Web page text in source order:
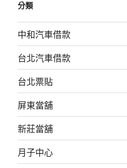
分類
中和汽車借款
台北汽車借款
台北票貼
屏東當舖
新莊當舖
月子中心